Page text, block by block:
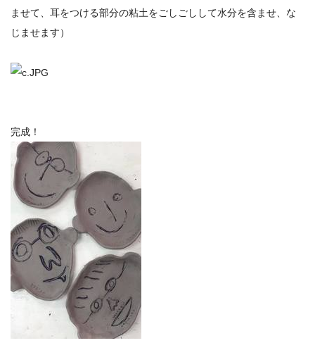
ませて、耳をつける部分の粘土をごしごしして水分を含ませ、な
じませます）
完成！